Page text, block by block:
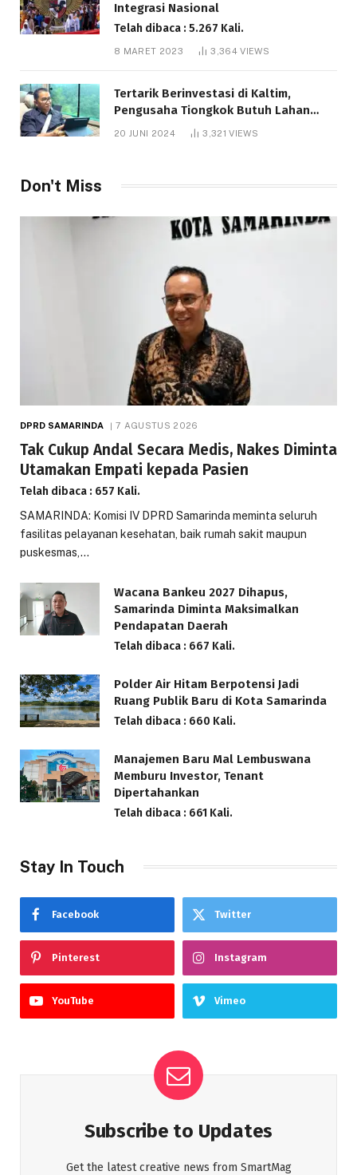
Integrasi Nasional
Telah dibaca : 5.267 Kali.
8 MARET 2023 3,364VIEWS
Tertarik Berinvestasi di Kaltim,
Pengusaha Tiongkok Butuh Lahan
1.000 Hektare
20 JUNI 2024 3,321VIEWS
Don't Miss
DPRD SAMARINDA 7 AGUSTUS 2026
Tak Cukup Andal Secara Medis, Nakes Diminta
Utamakan Empati kepada Pasien
Telah dibaca : 657 Kali.
SAMARINDA: Komisi IV DPRD Samarinda meminta seluruh
fasilitas pelayanan kesehatan, baik rumah sakit maupun
puskesmas,…
Wacana Bankeu 2027 Dihapus,
Samarinda Diminta Maksimalkan
Pendapatan Daerah
Telah dibaca : 667 Kali.
Polder Air Hitam Berpotensi Jadi
Ruang Publik Baru di Kota Samarinda
Telah dibaca : 660 Kali.
Manajemen Baru Mal Lembuswana
Memburu Investor, Tenant
Dipertahankan
Telah dibaca : 661 Kali.
Stay In Touch
Facebook Twitter
Pinterest Instagram
YouTube Vimeo
Subscribe to Updates
Get the latest creative news from SmartMag